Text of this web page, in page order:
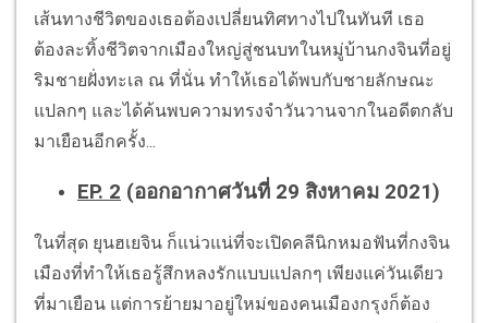
เส้นทางชีวิตของเธอต้องเปลี่ยนทิศทางไปในทันที เธอ
ต้องละทิ้งชีวิตจากเมืองใหญ่สู่ชนบทในหมู่บ้านกงจินที่อยู่
ริมชายฝั่งทะเล ณ ที่นั่น ทำให้เธอได้พบกับชายลักษณะ
แปลกๆ และได้ค้นพบความทรงจำวันวานจากในอดีตกลับ
มาเยือนอีกครั้ง...
EP. 2 (ออกอากาศวันที่ 29 สิงหาคม 2021)
ในที่สุด ยุนฮเยจิน ก็แน่วแน่ที่จะเปิดคลีนิกหมอฟันที่กงจิน
เมืองที่ทำให้เธอรู้สึกหลงรักแบบแปลกๆ เพียงแค่วันเดียว
ที่มาเยือน แต่การย้ายมาอยู่ใหม่ของคนเมืองกรุงก็ต้อง